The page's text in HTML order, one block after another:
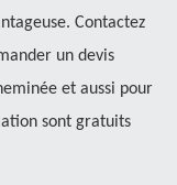
Contactez
un devis
et aussi pour
sont gratuits